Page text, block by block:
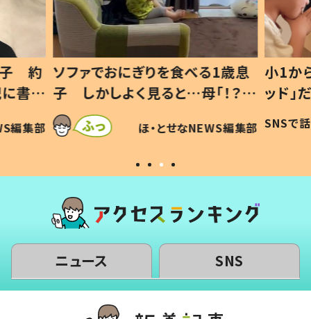
子 約
書い
編集部
ソファでおにぎりを食べる1歳息
子 しかしよく見ると…母「！？」
すべてを察した母の投稿に「可愛
いから許す！」「現行犯〜」
ほ・とせなNEWS編集部
小1か
ッド
作り
#令和
SNSで
ニュース SNS